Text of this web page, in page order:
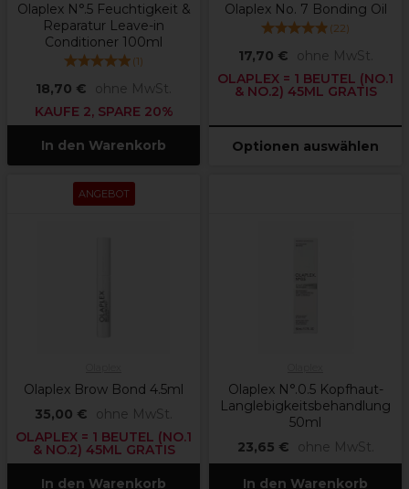
Olaplex N°.5 Feuchtigkeit &
Reparatur Leave-in
Conditioner 100ml
(1)
18,70 €
ohne MwSt.
KAUFE 2, SPARE 20%
In den Warenkorb
Olaplex No. 7 Bonding Oil
(22)
17,70 €
ohne MwSt.
OLAPLEX = 1 BEUTEL (NO.1
& NO.2) 45ML GRATIS
Optionen auswählen
ANGEBOT
Olaplex Brow Bond 4.5ml
35,00 €
ohne MwSt.
OLAPLEX = 1 BEUTEL (NO.1
& NO.2) 45ML GRATIS
In den Warenkorb
Olaplex N°.0.5 Kopfhaut-
Langlebigkeitsbehandlung
50ml
23,65 €
ohne MwSt.
In den Warenkorb